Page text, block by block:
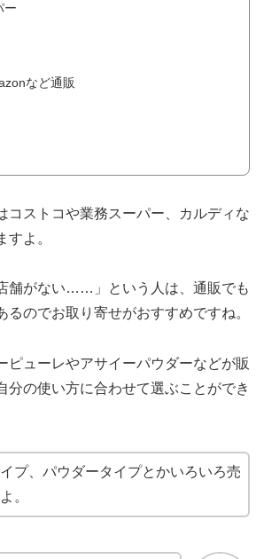
ー
など通販
コストコや業務スーパー、カルディな
すよ。
舗がない……」という人は、通販でも
るのでお取り寄せがおすすめですね。
ピューレやアサイーパウダーなどが販
分の使い方に合わせて選ぶことができ
プ、パウダータイプとかいろいろ売
。